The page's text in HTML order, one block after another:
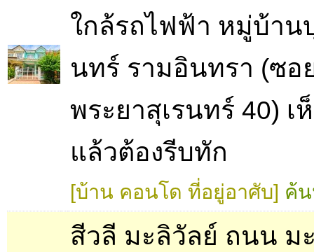
ใกล้รถไฟฟ้า หมู่บ้าน
นทร์ รามอินทรา (ซอ
พระยาสุเรนทร์ 40) เ
แล้วต้องรีบทัก
[บ้าน คอนโด ที่อยู่อาศับ] ค้
สีวลี มะลิวัลย์ ถนน ม